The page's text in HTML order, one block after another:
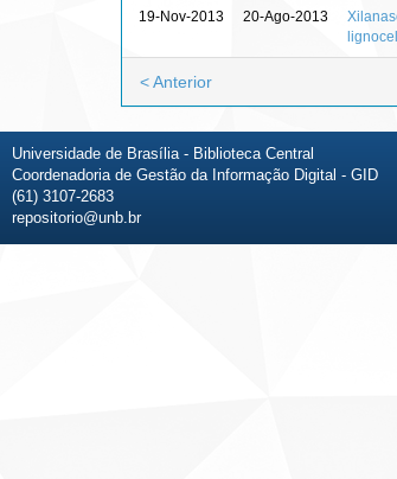
19-Nov-2013 20-Ago-2013
< Anterior
Universidade de Brasília - Biblioteca Central
Coordenadoria de Gestão da Informação Digital - GID
(61) 3107-2683
repositorio@unb.br